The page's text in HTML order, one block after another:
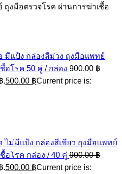
งมือตรวจโรค ผ่านการฆ่าเชื้อ
มีแป้ง กล่องสีม่วง ถุงมือแพทย์
อโรค 50 คู่ / กล่อง 900.00฿
.500.00 ฿Current price is:
ไม่มีแป้ง กล่องสีเขียว ถุงมือแพทย์
อโรค กล่อง / 40 คู่ 900.00฿
.500.00 ฿Current price is: